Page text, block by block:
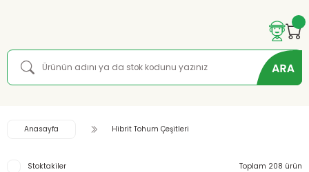
Anasayfa Hibrit Tohum Çeşitleri
Stoktakiler Toplam 208 ürün